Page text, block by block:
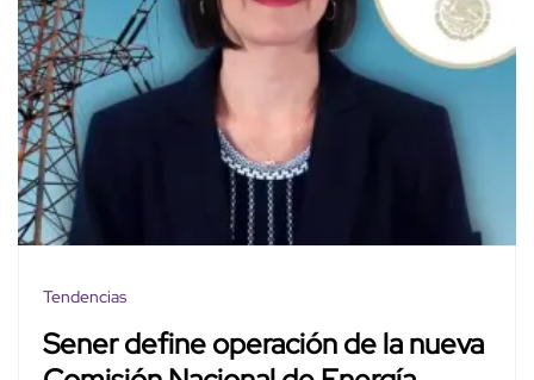
Tendencias
Sener define operación de la nueva